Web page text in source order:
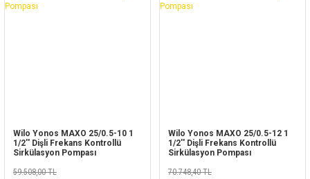
Wilo Yonos MAXO 25/0.5-10 1
1/2'' Dişli Frekans Kontrollü
Sirkülasyon Pompası
59.508,00 TL
Wilo Yonos MAXO 25/0.5-12 1
1/2'' Dişli Frekans Kontrollü
Sirkülasyon Pompası
70.748,40 TL